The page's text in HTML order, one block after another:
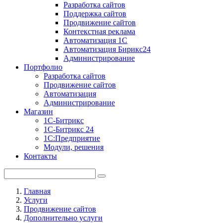
Разработка сайтов
Поддержка сайтов
Продвижение сайтов
Контекстная реклама
Автоматизация 1С
Автоматизация Бирикс24
Администрирование
Портфолио
Разработка сайтов
Продвижение сайтов
Автоматизация
Администрирование
Магазин
1С-Битрикс
1С-Битрикс 24
1С:Предприятие
Модули, решения
Контакты
Главная
Услуги
Продвижение сайтов
Дополнительно услуги